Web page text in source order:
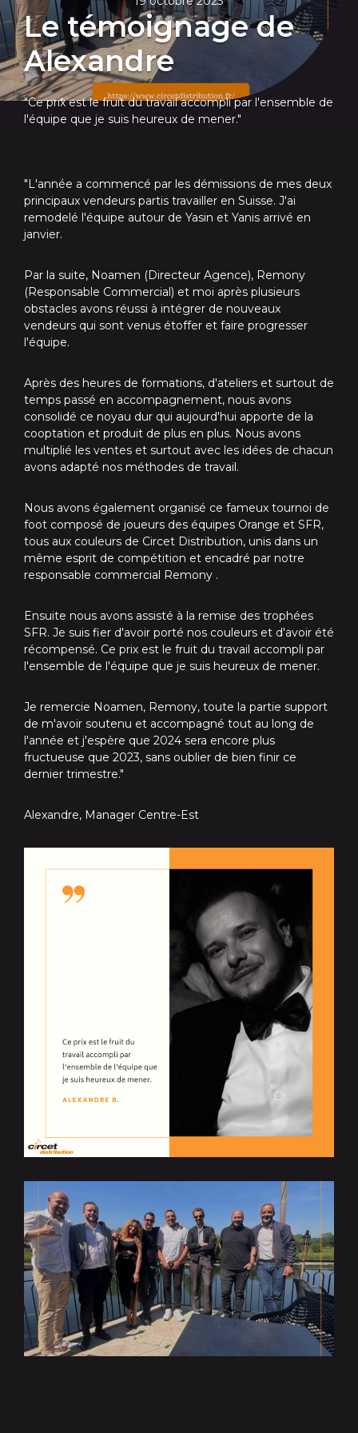
Le témoignage de
Alexandre
"Ce prix est le fruit du travail accompli par l'ensemble de
l'équipe que je suis heureux de mener."
"L'année a commencé par les démissions de mes deux
principaux vendeurs partis travailler en Suisse. J'ai
remodelé l'équipe autour de Yasin et Yanis arrivé en
janvier.
Par la suite, Noamen (Directeur Agence), Remony
(Responsable Commercial) et moi après plusieurs
obstacles avons réussi à intégrer de nouveaux
vendeurs qui sont venus étoffer et faire progresser
l'équipe.
Après des heures de formations, d'ateliers et surtout de
temps passé en accompagnement, nous avons
consolidé ce noyau dur qui aujourd'hui apporte de la
cooptation et produit de plus en plus. Nous avons
multiplié les ventes et surtout avec les idées de chacun
avons adapté nos méthodes de travail.
Nous avons également organisé ce fameux tournoi de
foot composé de joueurs des équipes Orange et SFR,
tous aux couleurs de Circet Distribution, unis dans un
même esprit de compétition et encadré par notre
responsable commercial Remony .
Ensuite nous avons assisté à la remise des trophées
SFR. Je suis fier d'avoir porté nos couleurs et d'avoir été
récompensé. Ce prix est le fruit du travail accompli par
l'ensemble de l'équipe que je suis heureux de mener.
Je remercie Noamen, Remony, toute la partie support
de m'avoir soutenu et accompagné tout au long de
l'année et j'espère que 2024 sera encore plus
fructueuse que 2023, sans oublier de bien finir ce
dernier trimestre."
Alexandre, Manager Centre-Est